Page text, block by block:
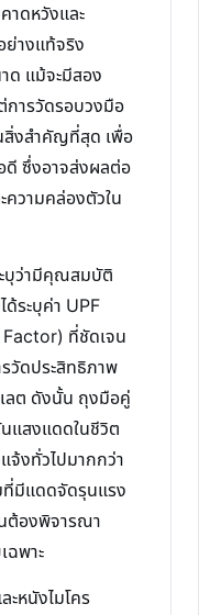
าดหวังและ
างแท้จริง
ด แม้จะมีสอง
การวัดรอบวงมือ
สิ่งสำคัญที่สุด เพื่อ
ซึ่งอาจส่งผลต่อ
ความคล่องตัวใน
บุว่ามีคุณสมบัติ
ระบุค่า UPF
ที่ชัดเจน
วัดประสิทธิภาพ
ลต ดังนั้น ถุงมือคู่
แสงแดดในชีวิต
จ้งทั่วไปมากกว่า
ที่มีแดดจัดรุนแรง
ต้องพิจารณา
ฉพาะ
หนังไมโคร